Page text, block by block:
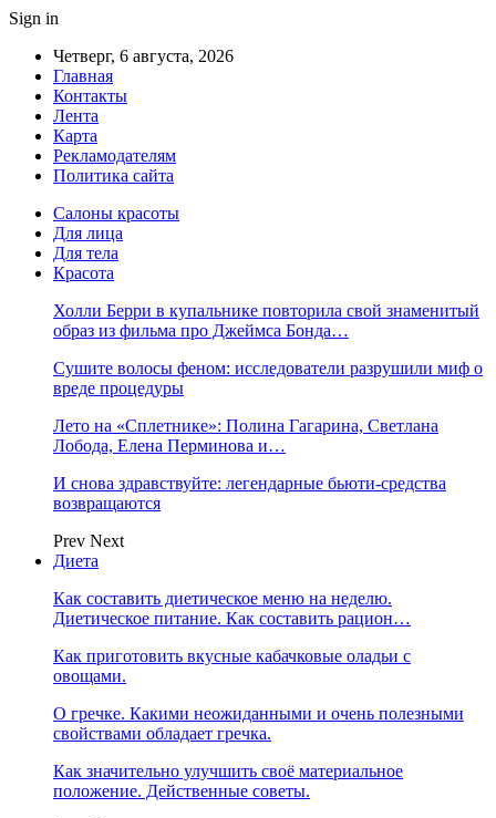
Sign in
Четверг, 6 августа, 2026
Главная
Контакты
Лента
Карта
Рекламодателям
Политика сайта
Салоны красоты
Для лица
Для тела
Красота
Холли Берри в купальнике повторила свой знаменитый
образ из фильма про Джеймса Бонда…
Сушите волосы феном: исследователи разрушили миф о
вреде процедуры
Лето на «Сплетнике»: Полина Гагарина, Светлана
Лобода, Елена Перминова и…
И снова здравствуйте: легендарные бьюти-средства
возвращаются
Prev Next
Диета
Как составить диетическое меню на неделю.
Диетическое питание. Как составить рацион…
Как приготовить вкусные кабачковые оладьи с
овощами.
О гречке. Какими неожиданными и очень полезными
свойствами обладает гречка.
Как значительно улучшить своё материальное
положение. Действенные советы.